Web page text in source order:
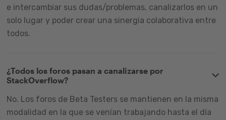
e intercambiar sus dudas/problemas, canalizarlos en un
solo lugar y poder crear una sinergia colaborativa entre
todos.
¿Todos los foros pasan a canalizarse por
StackOverflow?
No. Los foros de Beta Testers se mantienen en la misma
modalidad en la que se venían trabajando hasta el día